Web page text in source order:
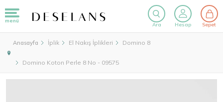
menü
Ara Hesap Sepet
Anasayfa İplik El Nakış İplikleri Domino 8
Domino Koton Perle 8 No - 09575